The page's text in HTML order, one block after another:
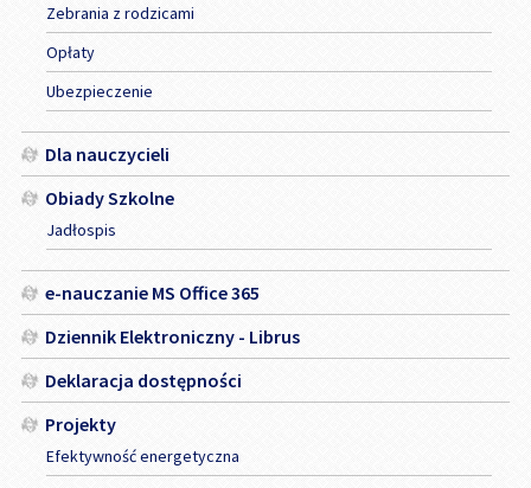
Zebrania z rodzicami
Opłaty
Ubezpieczenie
Dla nauczycieli
Obiady Szkolne
Jadłospis
e-nauczanie MS Office 365
Dziennik Elektroniczny - Librus
Deklaracja dostępności
Projekty
Efektywność energetyczna